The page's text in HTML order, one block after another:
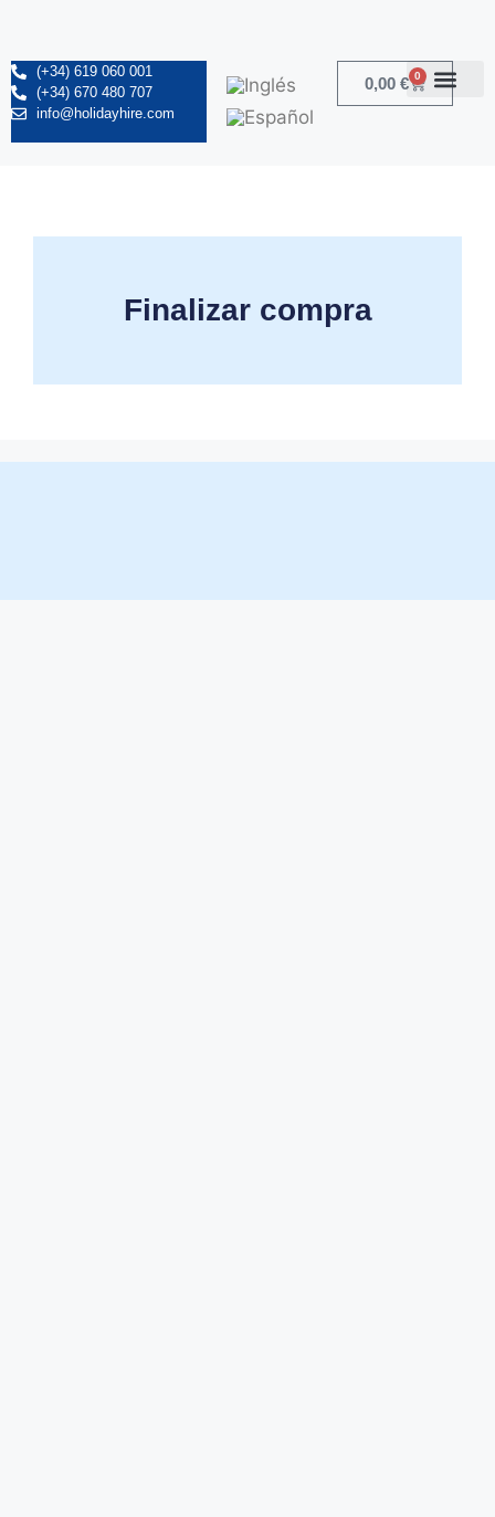
(+34) 619 060 001
(+34) 670 480 707
info@holidayhire.com
0,00€ 0
Finalizar compra